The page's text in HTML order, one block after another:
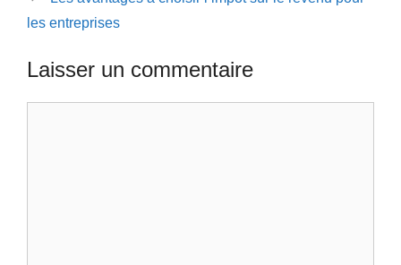
les entreprises
Laisser un commentaire